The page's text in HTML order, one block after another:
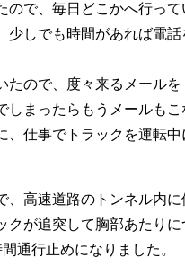
で、毎日どこかへ行って
少しでも時間があれば電
たので、度々来るメール
しまったらもうメールも
、仕事でトラックを運転
、高速道路のトンネル内
クが追突して胸部あたり
通行止めになりました。